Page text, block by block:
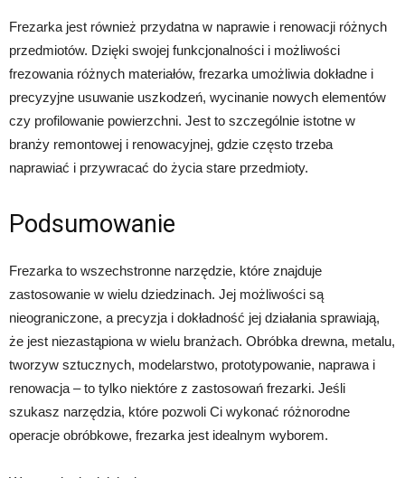
Frezarka jest również przydatna w naprawie i renowacji różnych
przedmiotów. Dzięki swojej funkcjonalności i możliwości
frezowania różnych materiałów, frezarka umożliwia dokładne i
precyzyjne usuwanie uszkodzeń, wycinanie nowych elementów
czy profilowanie powierzchni. Jest to szczególnie istotne w
branży remontowej i renowacyjnej, gdzie często trzeba
naprawiać i przywracać do życia stare przedmioty.
Podsumowanie
Frezarka to wszechstronne narzędzie, które znajduje
zastosowanie w wielu dziedzinach. Jej możliwości są
nieograniczone, a precyzja i dokładność jej działania sprawiają,
że jest niezastąpiona w wielu branżach. Obróbka drewna, metalu,
tworzyw sztucznych, modelarstwo, prototypowanie, naprawa i
renowacja – to tylko niektóre z zastosowań frezarki. Jeśli
szukasz narzędzia, które pozwoli Ci wykonać różnorodne
operacje obróbkowe, frezarka jest idealnym wyborem.